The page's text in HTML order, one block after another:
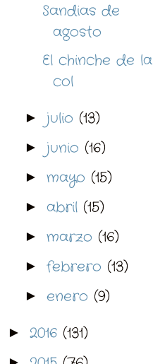
Sandias de
agosto
El chinche de la
col
► julio (13)
► junio (16)
► mayo (15)
► abril (15)
► marzo (16)
► febrero (13)
► enero (9)
► 2016 (131)